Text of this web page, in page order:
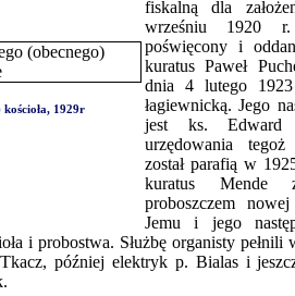
kościoła, 1929r
fiskalną dla
wrześniu 1920 r.
poświęcony i
kuratus Paweł
dnia 4 lutego
łagiewnicką. Jego
jest ks. Edward
urzędowania
został parafią w
kuratus Mende
proboszczem
Jemu i jego
i probostwa. Służbę organisty pełnili
później elektryk p. Bialas i